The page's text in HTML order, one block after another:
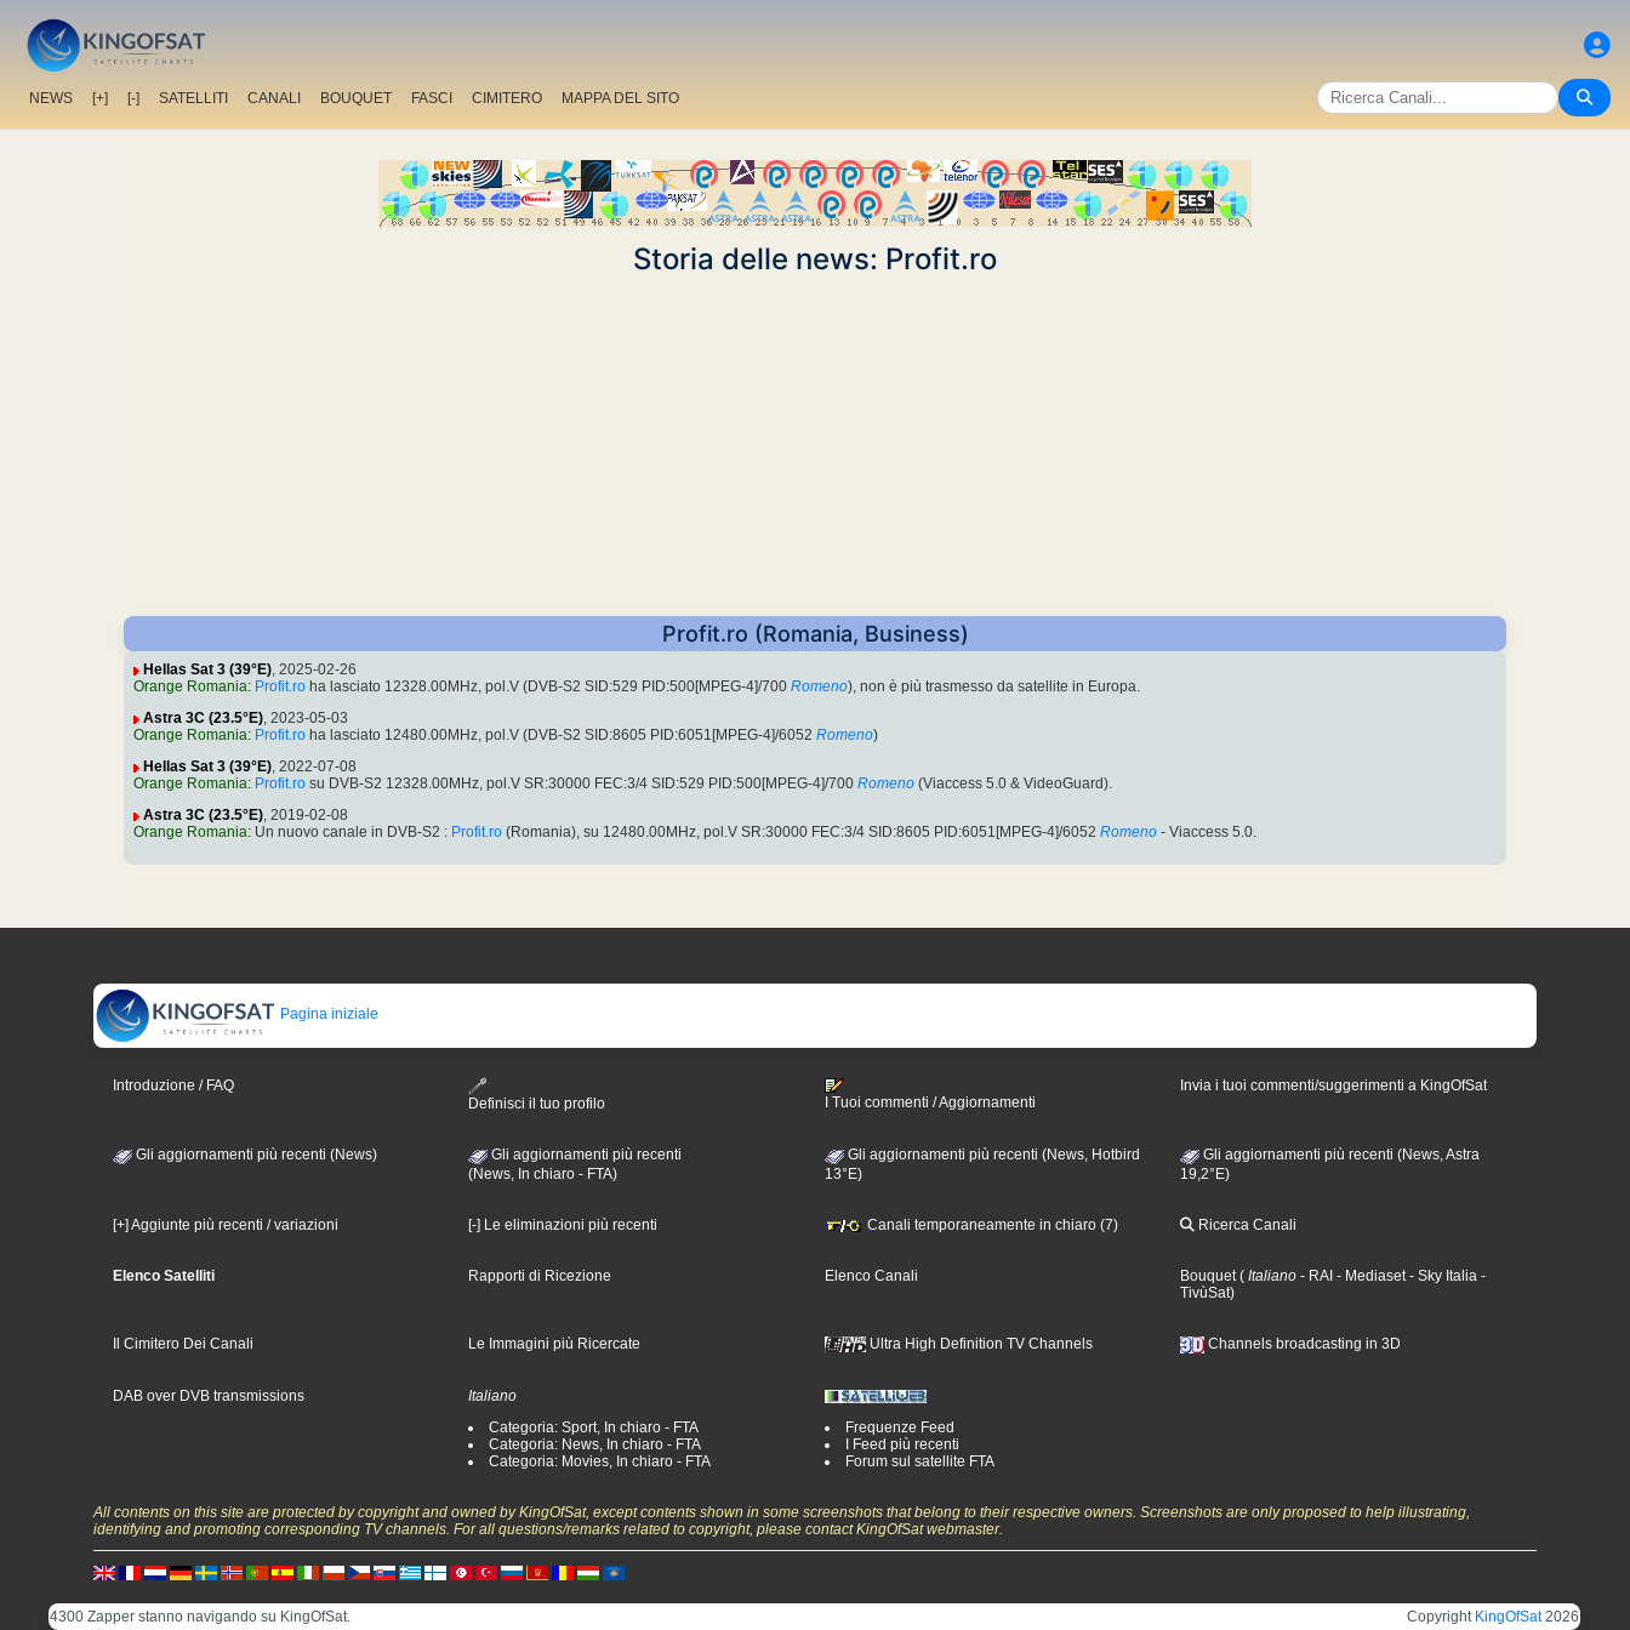
NEWS [+] [-] SATELLITI CANALI BOUQUET FASCI CIMITERO MAPPA DEL SITO
Storia delle news: Profit.ro
Profit.ro (Romania, Business)
Hellas Sat 3 (39°E), 2025-02-26
Orange Romania: Profit.ro ha lasciato 12328.00MHz, pol.V (DVB-S2 SID:529 PID:500[MPEG-4]/700 Romeno), non è più trasmesso da satellite in Europa.
Astra 3C (23.5°E), 2023-05-03
Orange Romania: Profit.ro ha lasciato 12480.00MHz, pol.V (DVB-S2 SID:8605 PID:6051[MPEG-4]/6052 Romeno)
Hellas Sat 3 (39°E), 2022-07-08
Orange Romania: Profit.ro su DVB-S2 12328.00MHz, pol.V SR:30000 FEC:3/4 SID:529 PID:500[MPEG-4]/700 Romeno (Viaccess 5.0 & VideoGuard).
Astra 3C (23.5°E), 2019-02-08
Orange Romania: Un nuovo canale in DVB-S2 : Profit.ro (Romania), su 12480.00MHz, pol.V SR:30000 FEC:3/4 SID:8605 PID:6051[MPEG-4]/6052 Romeno - Viaccess 5.0.
Pagina iniziale
Introduzione / FAQ
Definisci il tuo profilo
I Tuoi commenti / Aggiornamenti
Invia i tuoi commenti/suggerimenti a KingOfSat
Gli aggiornamenti più recenti (News)
Gli aggiornamenti più recenti
(News, In chiaro - FTA)
Gli aggiornamenti più recenti (News, Hotbird
13°E)
Gli aggiornamenti più recenti (News, Astra
19,2°E)
[+] Aggiunte più recenti / variazioni [-] Le eliminazioni più recenti Canali temporaneamente in chiaro (7) Ricerca Canali
Elenco Satelliti Rapporti di Ricezione Elenco Canali Bouquet( Italiano - RAI - Mediaset- Sky Italia -
TivùSat)
Il Cimitero Dei Canali Le Immagini più Ricercate Ultra High Definition TV Channels Channels broadcasting in 3D
DAB over DVB transmissions
Italiano
Categoria: Sport, In chiaro - FTA
Categoria: News, In chiaro - FTA
Categoria: Movies, In chiaro - FTA
Frequenze Feed
I Feed più recenti
Forum sul satellite FTA
All contents on this site are protected by copyright and owned by KingOfSat, except contents shown in some screenshots that belong to their respective owners. Screenshots are only proposed to help illustrating,
identifying and promoting corresponding TV channels. For all questions/remarks related to copyright, please contact KingOfSat webmaster.
4300 Zapper stanno navigando su KingOfSat. Copyright KingOfSat2026